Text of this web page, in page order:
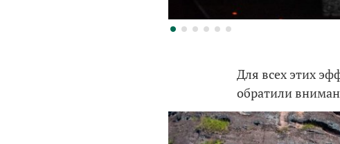
Для всех этих
обратили